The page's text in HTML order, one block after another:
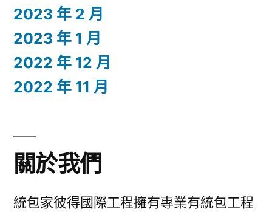
2023 年 2 月
2023 年 1 月
2022 年 12 月
2022 年 11 月
關於我們
統包家彼得國際工程擁有專業有統包工程